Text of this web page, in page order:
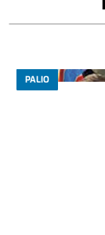
PALIO